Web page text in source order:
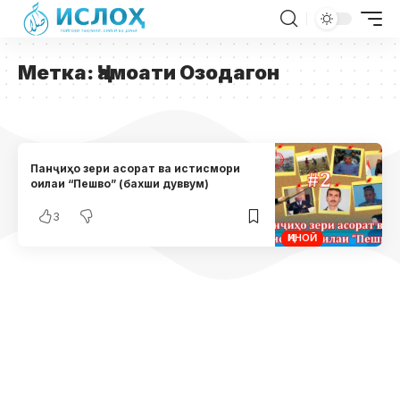
Метка: Ҷамоати Озодагон
ҶИНОӢ
Панҷиҳо зери асорат ва истисмори
оилаи “Пешво” (бахши дуввум)
3